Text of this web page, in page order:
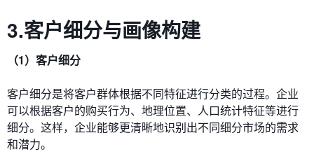
3.客户细分与画像构建
（1）客户细分
客户细分是将客户群体根据不同特征进行分类的过程。企业
可以根据客户的购买行为、地理位置、人口统计特征等进行
细分。这样，企业能够更清晰地识别出不同细分市场的需求
和潜力。